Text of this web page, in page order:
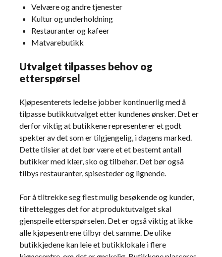
Velvære og andre tjenester
Kultur og underholdning
Restauranter og kafeer
Matvarebutikk
Utvalget tilpasses behov og
etterspørsel
Kjøpesenterets ledelse jobber kontinuerlig med å
tilpasse butikkutvalget etter kundenes ønsker. Det er
derfor viktig at butikkene representerer et godt
spekter av det som er tilgjengelig, i dagens marked.
Dette tilsier at det bør være et et bestemt antall
butikker med klær, sko og tilbehør. Det bør også
tilbys restauranter, spisesteder og lignende.
For å tiltrekke seg flest mulig besøkende og kunder,
tilrettelegges det for at produktutvalget skal
gjenspeile etterspørselen. Det er også viktig at ikke
alle kjøpesentrene tilbyr det samme. De ulike
butikkjedene kan leie et butikklokale i flere